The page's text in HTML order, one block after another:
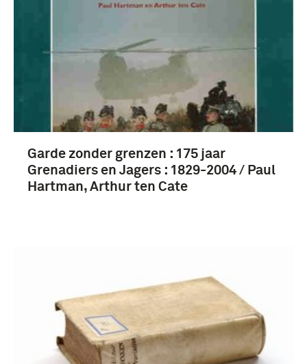
Garde zonder grenzen : 175 jaar
Grenadiers en Jagers : 1829-2004 / Paul
Hartman, Arthur ten Cate